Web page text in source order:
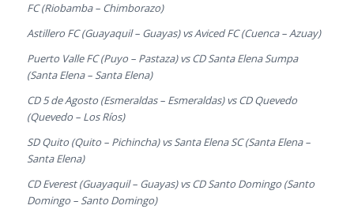
FC (Riobamba – Chimborazo)
Astillero FC (Guayaquil – Guayas) vs Aviced FC (Cuenca – Azuay)
Puerto Valle FC (Puyo – Pastaza) vs CD Santa Elena Sumpa
(Santa Elena – Santa Elena)
CD 5 de Agosto (Esmeraldas – Esmeraldas) vs CD Quevedo
(Quevedo – Los Ríos)
SD Quito (Quito – Pichincha) vs Santa Elena SC (Santa Elena –
Santa Elena)
CD Everest (Guayaquil – Guayas) vs CD Santo Domingo (Santo
Domingo – Santo Domingo)